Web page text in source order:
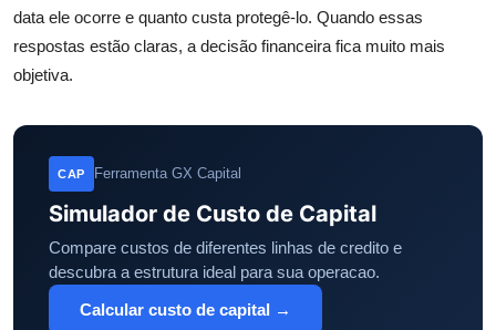
data ele ocorre e quanto custa protegê-lo. Quando essas
respostas estão claras, a decisão financeira fica muito mais
objetiva.
CAP Ferramenta GX Capital
Simulador de Custo de Capital
Compare custos de diferentes linhas de credito e
descubra a estrutura ideal para sua operacao.
Calcular custo de capital →